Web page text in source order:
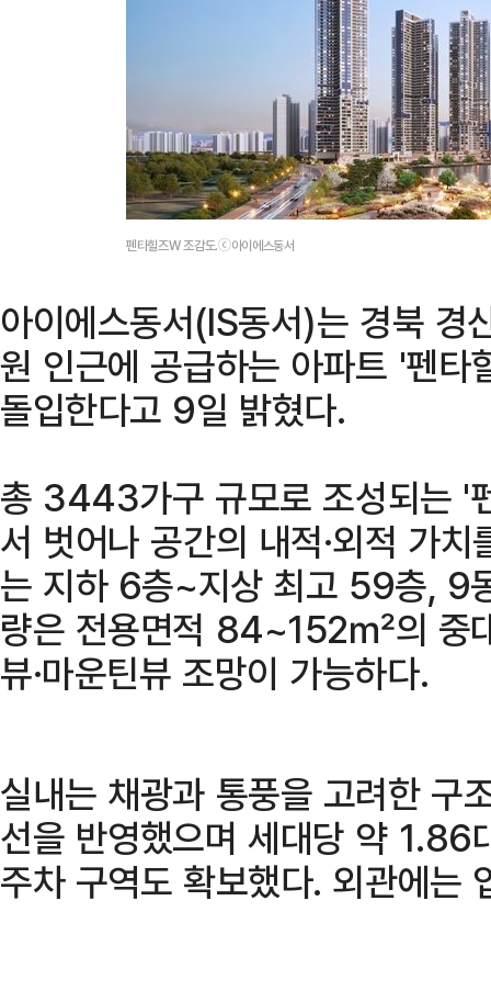
펜타힐즈W 조감도.ⓒ아이에스동서
아이에스동서(IS동서)는 경북 경
원 인근에 공급하는 아파트 '펜
돌입한다고 9일 밝혔다.
총 3443가구 규모로 조성되는 '
서 벗어나 공간의 내적·외적 가
는 지하 6층~지상 최고 59층, 9
량은 전용면적 84~152㎡의 중
뷰·마운틴뷰 조망이 가능하다.
실내는 채광과 통풍을 고려한 구
선을 반영했으며 세대당 약 1.86
주차 구역도 확보했다. 외관에는